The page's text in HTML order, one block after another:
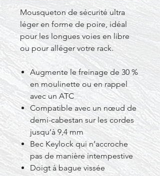
Mousqueton de sécurité ultra
léger en forme de poire, idéal
pour les longues voies en libre
ou pour alléger votre rack.
Augmente le freinage de 30 %
en moulinette ou en rappel
avec un ATC
Compatible avec un nœud de
demi-cabestan sur les cordes
jusqu’à 9,4 mm
Bec Keylock qui n’accroche
pas de manière intempestive
Doigt à bague vissée